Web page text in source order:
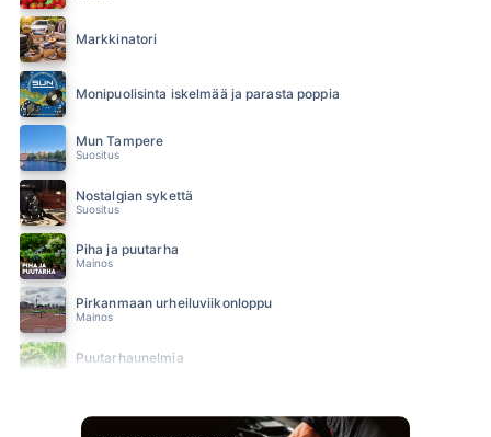
Markkinatori
Monipuolisinta iskelmää ja parasta poppia
Mun Tampere
Suositus
Nostalgian sykettä
Suositus
Piha ja puutarha
Mainos
Pirkanmaan urheiluviikonloppu
Mainos
Puutarhaunelmia
SUN Ilta